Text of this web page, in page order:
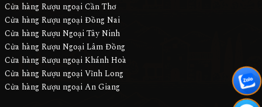
Cửa hàng Rượu ngoại Cần Thơ
Cửa hàng Rượu ngoại Đồng Nai
Cửa hàng Rượu Ngoại Tây Ninh
Cửa hàng Rượu Ngoại Lâm Đồng
Cửa hàng Rượu ngoại Khánh Hoà
Cửa hàng Rượu ngoại Vĩnh Long
Cửa hàng Rượu ngoại An Giang